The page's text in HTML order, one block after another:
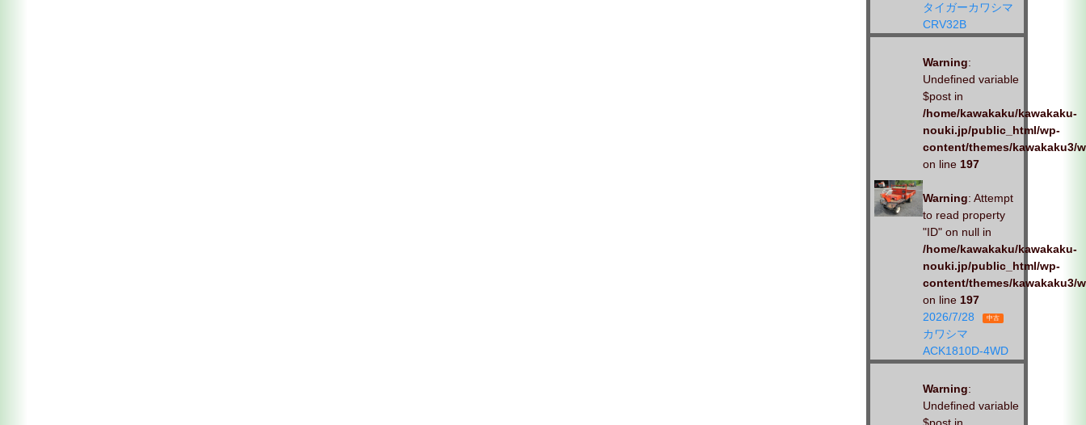
タイガーカワシマ
CRV32B
Warning:
Undefined variable
$post in
/home/kawakaku/kawakaku-
nouki.jp/public_html/wp-
content/themes/kawakaku3/
on line 197
Warning: Attempt
to read property
"ID" on null in
/home/kawakaku/kawakaku-
nouki.jp/public_html/wp-
content/themes/kawakaku3/
on line 197
2026/7/28
中古
カワシマ
ACK1810D-4WD
Warning:
Undefined variable